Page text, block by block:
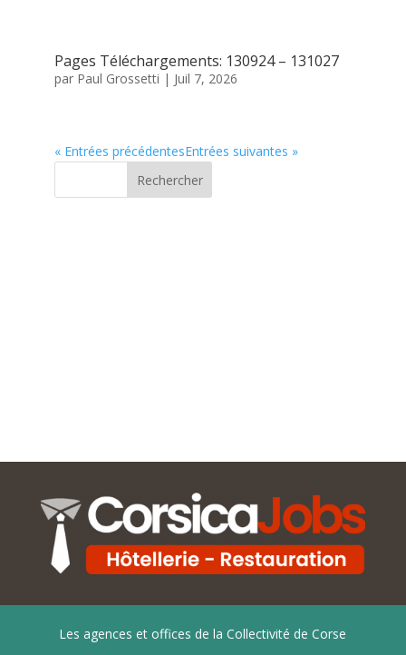
Pages Téléchargements: 130924 – 131027
par Paul Grossetti | Juil 7, 2026
« Entrées précédentesEntrées suivantes »
Rechercher
Les agences et offices de la Collectivité de Corse